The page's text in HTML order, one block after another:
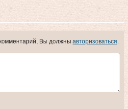
Вы должны авторизоваться.